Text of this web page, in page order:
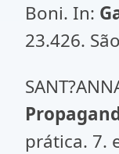
Boni. In:
23.426.
prática. 7.